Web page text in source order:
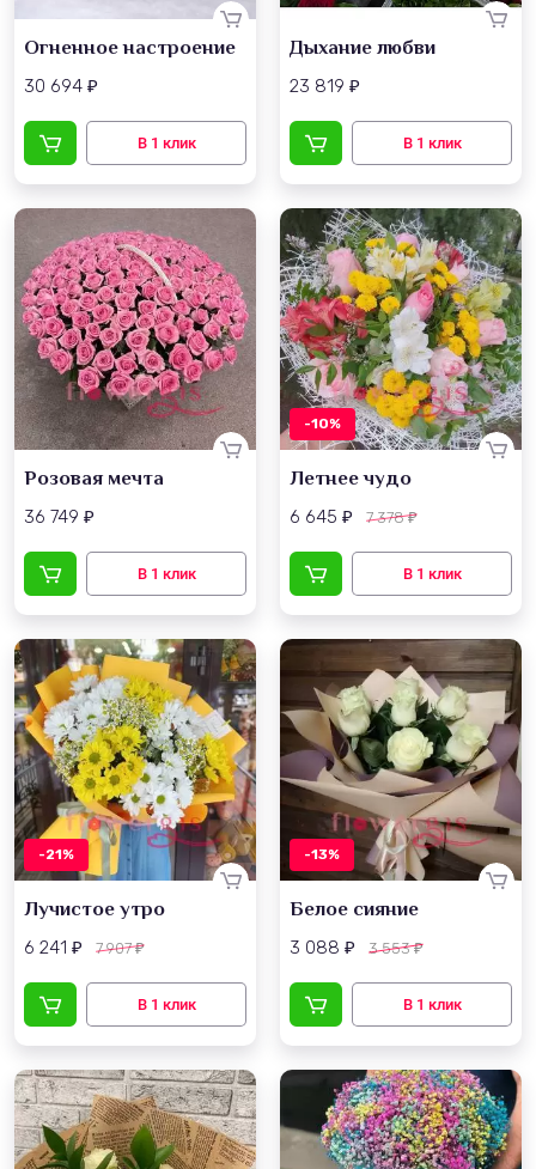
Огненное настроение
30 694 ₽
Дыхание любви
23 819 ₽
Розовая мечта
36 749 ₽
-10%
Летнее чудо
6 645 ₽ 7 378₽
-21%
Лучистое утро
6 241 ₽ 7 907₽
-13%
Белое сияние
3 088 ₽ 3 553₽